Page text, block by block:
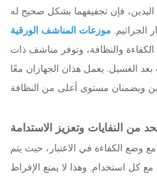
فإن تجفيفهما بشكل صحيح له
الجراثيم. موزعات المناشف الورقية
والنظافة، وتوفر مناشف ذات
بعد الغسيل. يعمل هذان الجهازان معًا
من النفايات وتعزيز الاستدامة
وضع الكفاءة في الاعتبار، حيث يتم
مع كل استخدام. وهذا لا يمنع الإفراط